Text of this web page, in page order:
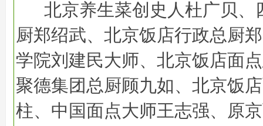
北京养生菜创史人杜广贝、
厨郑绍武、北京饭店行政总厨
学院刘建民大师、北京饭店面
聚德集团总厨顾九如、北京饭
柱、中国面点大师王志强、原